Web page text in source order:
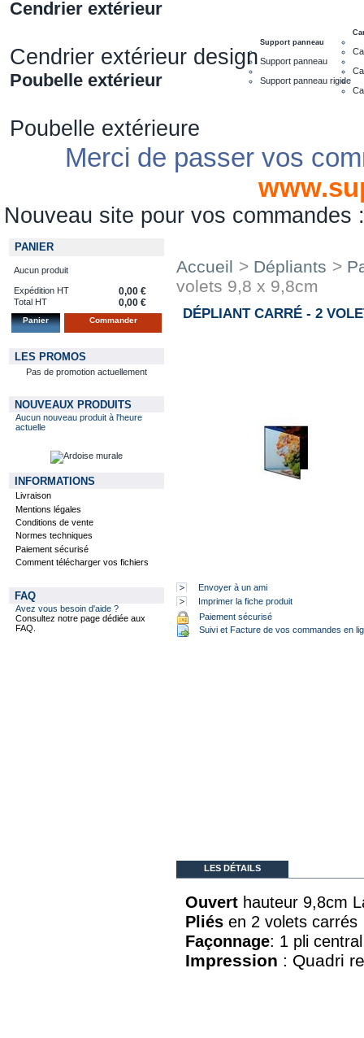
Cendrier extérieur
Cendrier extérieur design
Poubelle extérieur
Poubelle extérieure
Support panneau
Support panneau
Support panneau rigide
Merci de passer vos
Nouveau site pour vos commandes
PANIER
Aucun produit
Expédition HT 0,00 €
Total HT 0,00 €
Panier Commander
LES PROMOS
Pas de promotion actuellement
NOUVEAUX PRODUITS
Aucun nouveau produit à l'heure
actuelle
INFORMATIONS
Livraison
Mentions légales
Conditions de vente
Normes techniques
Paiement sécurisé
Comment télécharger vos fichiers
FAQ
Avez vous besoin d'aide ?
Consultez notre page dédiée aux
FAQ.
Accueil > Dépliants >
volets 9,8 x 9,8cm
DÉPLIANT CARRÉ - 2
Envoyer à un ami
Imprimer la fiche produit
Paiement sécurisé
Suivi et Facture de vos commandes en
LES DÉTAILS
Ouvert hauteur 9,8cm
Pliés en 2 volets
Façonnage: 1 pli central
Impression : Quadri